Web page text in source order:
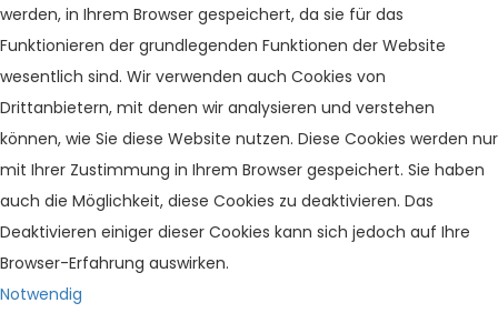
werden, in Ihrem Browser gespeichert, da sie für das
Funktionieren der grundlegenden Funktionen der Website
wesentlich sind. Wir verwenden auch Cookies von
Drittanbietern, mit denen wir analysieren und verstehen
können, wie Sie diese Website nutzen. Diese Cookies werden nur
mit Ihrer Zustimmung in Ihrem Browser gespeichert. Sie haben
auch die Möglichkeit, diese Cookies zu deaktivieren. Das
Deaktivieren einiger dieser Cookies kann sich jedoch auf Ihre
Browser-Erfahrung auswirken.
Notwendig